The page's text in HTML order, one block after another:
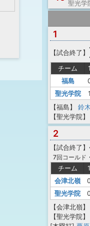
聖光学
1
【試合終了 】
チーム 1
福島
聖光学院
1
【福島】
鈴
【聖光学院】
2
【試合終了 】
7回コールド
チーム 1
会津北嶺
聖光学院
【会津北嶺】
【聖光学院】